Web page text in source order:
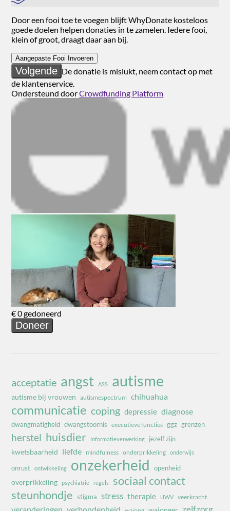
acceptatie angst ASS autisme
autisme bij vrouwen autismespectrum chihuahua
communicatie coping depressie diagnose
dwangmatigheid dwangstoornis executieve functies ggz grenzen
herstel huisdier informatieverwerking jezelf zijn
kwetsbaarheid liefde mindfulness onderprikkeling onderwijs
onrust ontwikkeling onzekerheid openheid
overprikkeling psychiatrie regels
sociaal contact
steunhondje stigma stress therapie UWV veerkracht